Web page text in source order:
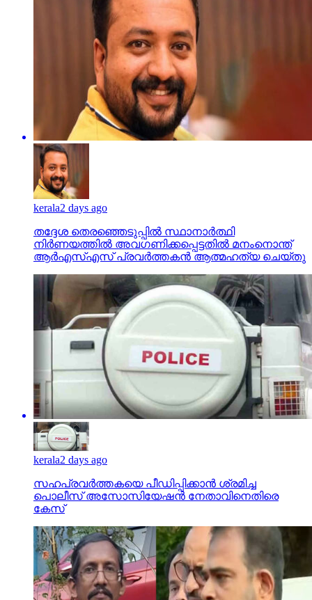
kerala2 days ago
തദ്ദേശ തെരഞ്ഞെടുപ്പില്‍ സ്ഥാനാര്‍ത്ഥി
നിര്‍ണയത്തില്‍ അവഗണിക്കപ്പെട്ടതില്‍ മനംനൊന്ത്
ആര്‍എസ്എസ് പ്രവര്‍ത്തകന്‍ ആത്മഹത്യ ചെയ്തു
kerala2 days ago
സഹപ്രവര്‍ത്തകയെ പീഡിപ്പിക്കാന്‍ ശ്രമിച്ച
പൊലീസ് അസോസിയേഷന്‍ നേതാവിനെതിരെ
കേസ്